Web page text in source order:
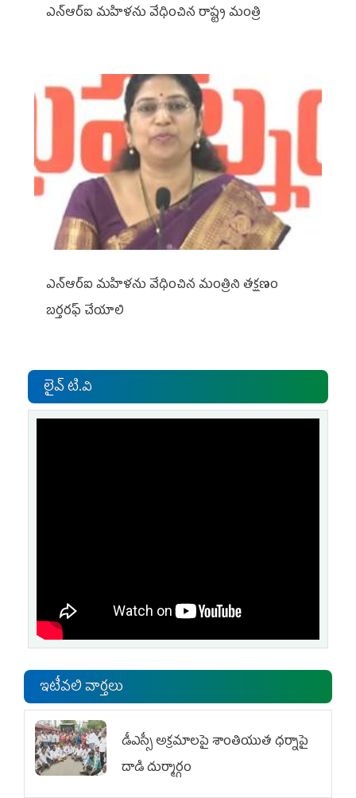
ఎన్‌ఆర్‌ఐ మహిళను వేధించిన రాష్ట్ర మంత్రి
ఎన్ఆర్ఐ మహిళను వేధించిన మంత్రిని త‌క్ష‌ణం
బ‌ర్త‌ర‌ఫ్ చేయాలి
లైవ్ టి.వి
ఇటీవలి వార్తలు
డీఎస్సీ అక్రమాలపై శాంతియుత ధర్నాపై
దాడి దుర్మార్గం